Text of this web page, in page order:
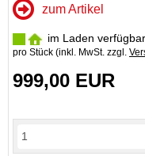
zum Artikel
im Laden verfügbar
pro Stück (inkl. MwSt. zzgl.
999,00 EUR